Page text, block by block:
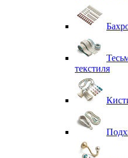
текстиля